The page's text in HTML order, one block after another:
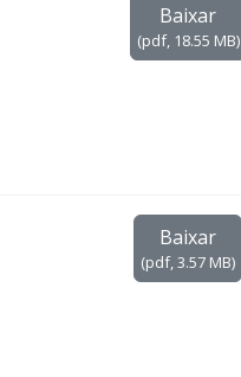
Baixar
(pdf, 18.55 MB)
Baixar
(pdf, 3.57 MB)